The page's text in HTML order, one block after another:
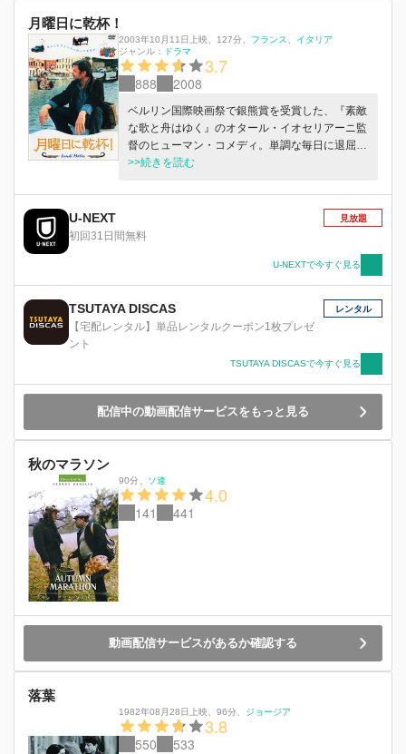
月曜日に乾杯！
2003年10月11日上映 127分 フランス
イタリア
ジャンル：
ドラマ
3.7
888 2008
ベルリン国際映画祭で銀熊賞を受賞した、『素敵
な歌と舟はゆく』のオタール・イオセリアーニ監
督のヒューマン・コメディ。単調な毎日に退屈し
た中年男が、ある日思い立ってヴェニスヘ旅に出
>>続きを読む
U-NEXT
初回31日間無料
見放題
U-NEXTで今すぐ見る
TSUTAYA DISCAS
【宅配レンタル】単品レンタルクーポン1枚プレゼ
ント
レンタル
TSUTAYA DISCASで今すぐ見る
配信中の動画配信サービスをもっと見る
秋のマラソン
90分 ソ連
4.0
141 441
動画配信サービスがあるか確認する
落葉
1982年08月28日上映 96分 ジョージア
3.8
550 533